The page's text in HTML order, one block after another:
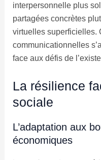
interpersonnelle plus
partagées concrètes
virtuelles superficielles.
communicationnelles
face aux défis de
La résilience
sociale
L’adaptation aux
économiques